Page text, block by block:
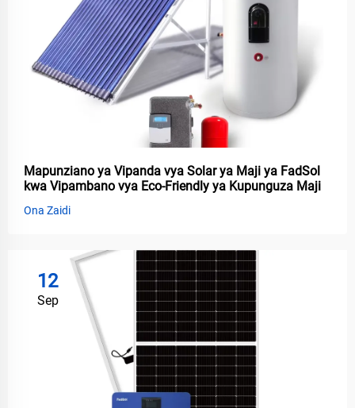
Mapunziano ya Vipanda vya Solar ya Maji ya FadSol
kwa Vipambano vya Eco-Friendly ya Kupunguza Maji
Ona Zaidi
12
Sep